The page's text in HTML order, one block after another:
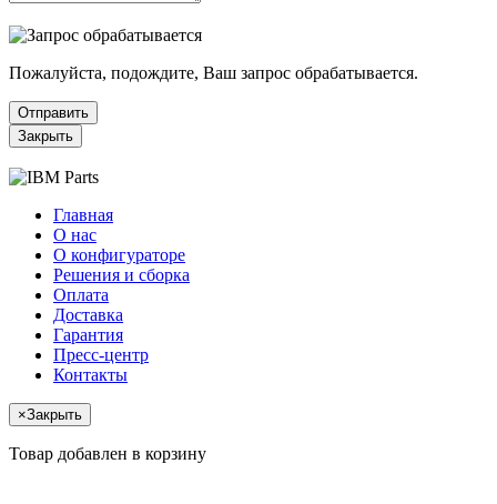
Пожалуйста, подождите, Ваш запрос обрабатывается.
Отправить
Закрыть
Главная
О нас
О конфигураторе
Решения и сборка
Оплата
Доставка
Гарантия
Пресс-центр
Контакты
×Закрыть
Товар добавлен в корзину